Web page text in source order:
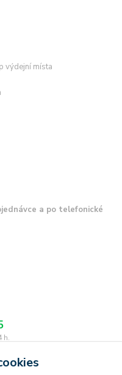
výdejní místa
a po telefonické
h.